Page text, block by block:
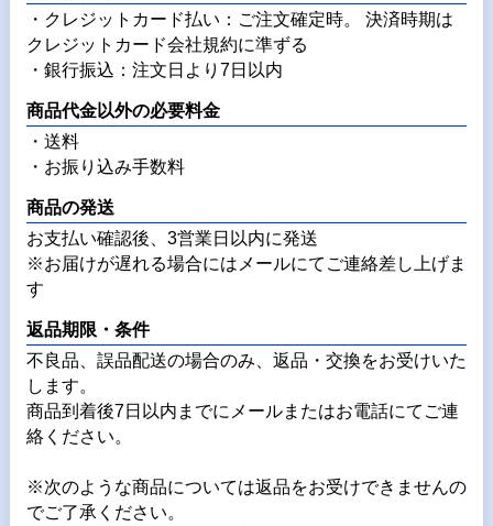
・クレジットカード払い：ご注文確定時。 決済時期は
クレジットカード会社規約に準ずる
・銀行振込：注文日より7日以内
商品代金以外の必要料金
・送料
・お振り込み手数料
商品の発送
お支払い確認後、3営業日以内に発送
※お届けが遅れる場合にはメールにてご連絡差し上げま
す
返品期限・条件
不良品、誤品配送の場合のみ、返品・交換をお受けいた
します。
商品到着後7日以内までにメールまたはお電話にてご連
絡ください。
※次のような商品については返品をお受けできませんの
でご了承ください。